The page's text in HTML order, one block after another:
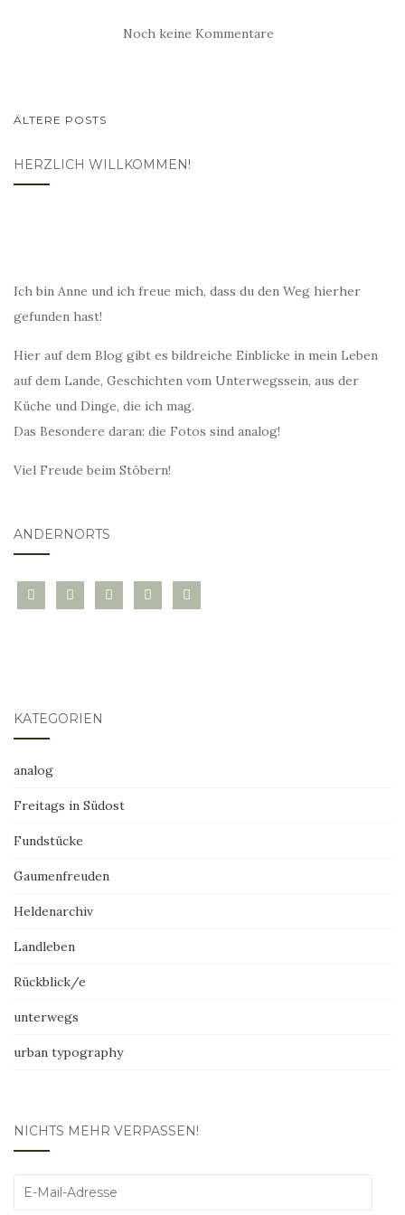
Noch keine Kommentare
BEITRAGSNAVIGATION
ÄLTERE POSTS
HERZLICH WILLKOMMEN!
Ich bin Anne und ich freue mich, dass du den Weg hierher
gefunden hast!
Hier auf dem Blog gibt es bildreiche Einblicke in mein Leben
auf dem Lande, Geschichten vom Unterwegssein, aus der
Küche und Dinge, die ich mag.
Das Besondere daran: die Fotos sind analog!
Viel Freude beim Stöbern!
ANDERNORTS
bloglovininstagramtwitter pinterest
mail
KATEGORIEN
analog
Freitags in Südost
Fundstücke
Gaumenfreuden
Heldenarchiv
Landleben
Rückblick/e
unterwegs
urban typography
NICHTS MEHR VERPASSEN!
E-